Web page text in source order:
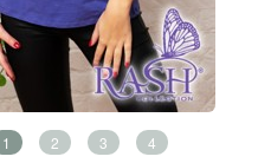
1 2 3 4